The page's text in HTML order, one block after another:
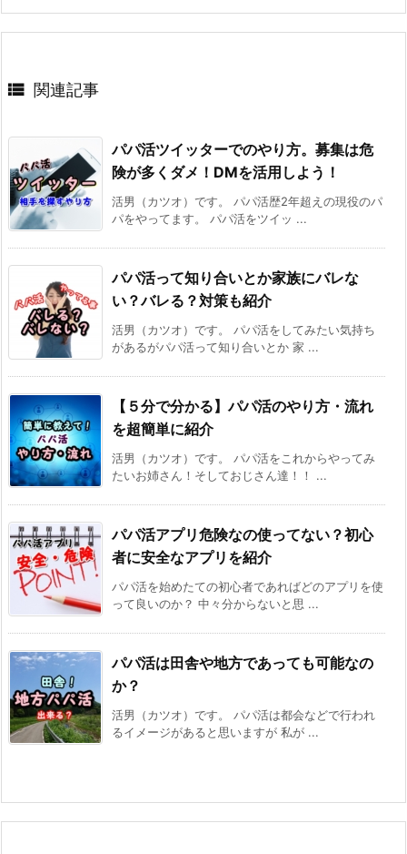
 関連記事
パパ活ツイッターでのやり方。募集は危
険が多くダメ！DMを活用しよう！
活男（カツオ）です。 パパ活歴2年超えの現役のパ
パをやってます。 パパ活をツイッ ...
パパ活って知り合いとか家族にバレな
い？バレる？対策も紹介
活男（カツオ）です。 パパ活をしてみたい気持ち
があるがパパ活って知り合いとか 家 ...
【５分で分かる】パパ活のやり方・流れ
を超簡単に紹介
活男（カツオ）です。 パパ活をこれからやってみ
たいお姉さん！そしておじさん達！！ ...
パパ活アプリ危険なの使ってない？初心
者に安全なアプリを紹介
パパ活を始めたての初心者であればどのアプリを使
って良いのか？ 中々分からないと思 ...
パパ活は田舎や地方であっても可能なの
か？
活男（カツオ）です。 パパ活は都会などで行われ
るイメージがあると思いますが 私が ...